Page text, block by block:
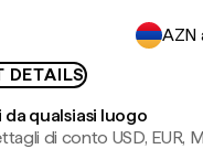
AZN
DETAILS
da qualsiasi luogo
di conto USD, EUR,